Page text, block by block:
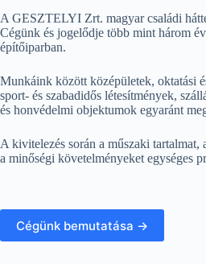
A GESZTELYI Zrt. magyar családi
Cégünk és jogelődje több mint három
építőiparban.
Munkáink között középületek, oktatási
sport- és szabadidős létesítmények,
és honvédelmi objektumok egyaránt
A kivitelezés során a műszaki tartalmat,
a minőségi követelményeket egységes
Cégünk bemutatása →